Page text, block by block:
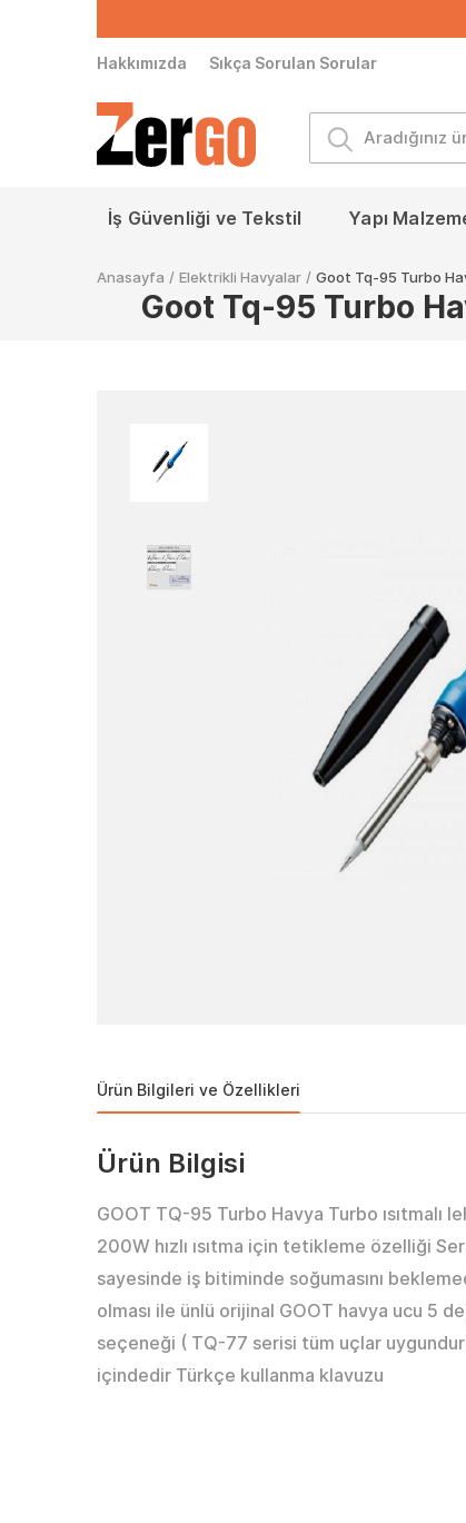
Hakkımızda Sıkça Sorulan Sorular
İş Güvenliği ve Tekstil Yapı
Anasayfa / Elektrikli Havyalar / Goot Tq-95 Turbo
Goot Tq-95 Turbo
Ürün Bilgileri ve Özellikleri
Ürün Bilgisi
GOOT TQ-95 Turbo Havya Turbo ısıtmalı
200W hızlı ısıtma için tetikleme özelliği
sayesinde iş bitiminde soğumasını
olması ile ünlü orijinal GOOT havya ucu 5
seçeneği ( TQ-77 serisi tüm uçlar
içindedir Türkçe kullanma klavuzu